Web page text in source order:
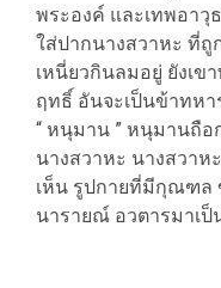
พระองค์ และเทพอาวุ
ใส่ปากนางสวาหะ ที่ถู
เหนี่ยวกินลมอยู่ ยังเข
ฤทธิ์ อันจะเป็นข้าทห
“ หนุมาน ” หนุมานถือ
นางสวาหะ นางสวาห
เห็น รูปกายที่มีกุณฑล
นารายณ์ อวตารมาเป็